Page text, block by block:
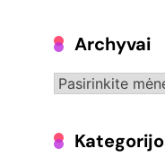
Archyvai
Archyvai